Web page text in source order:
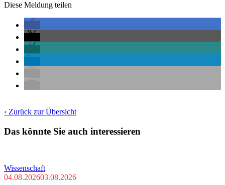
Diese Meldung teilen
‹ Zurück zur Übersicht
Das könnte Sie auch interessieren
Wissenschaft
04.08.202603.08.2026